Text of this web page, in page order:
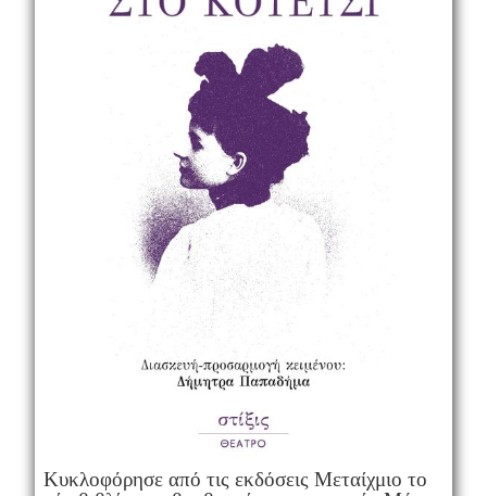
Κυκλοφόρησε από τις εκδόσεις Μεταίχμιο το